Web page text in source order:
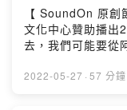
https://
子：https://
雯：https://
奇：https://
＿＿感官一條通
【 SoundOn 原
文化中心贊助播出
去，我們可能要從
掙扎本屆的法國影
2022-05-27 · 57 分鐘